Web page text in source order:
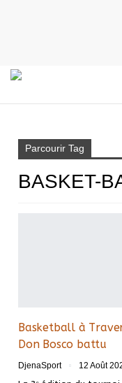
Parcourir Tag
BASKET-
Basketball à
Don Bosco battu
DjenaSport 12 Août